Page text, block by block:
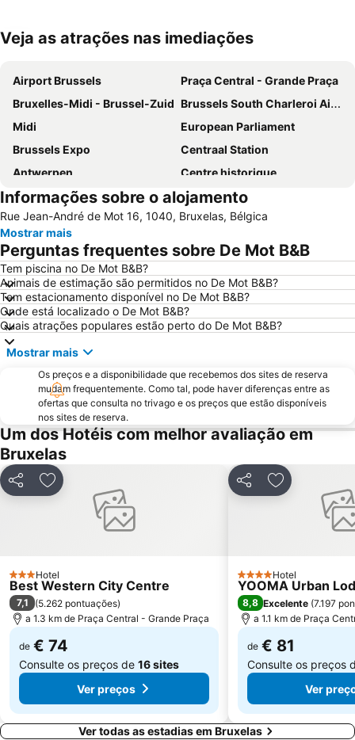
Ampliar mapa
Veja as atrações nas imediações
Airport Brussels
Praça Central - Grande Praça
Bruxelles-Midi - Brussel-Zuid Brussels South Charleroi Airport
Midi
European Parliament
Brussels Expo
Centraal Station
Antwerpen
Centre historique
Parque do Cinqüentenário
Bruxelles-Nord - Brussel-Noord
Européen
Station Leuven
Estádio Rei Baldoíno
Centro Belga das Histórias em Quadrinho
Atomium
Port of Antwerp
Brussels Park
Pairi Daiza
Place Sainte-Catherine
Aula Magna
Bourse de Bruxelles
Cinemateca Real da Bélgica
Grote Markt
Forest National
Provinciaal Domein de Gavers
Patria
Hoboken
Flagey
Libertés
Sablon
Rue des Bouchers - Beenhouwersstraat
City2
Walibi Belgium
Provinciaal Recreatiedomein De Schorre
Le Botanique
Palais de Justice
Manneken Pis
Bois de la Cambre
Leuven in Scene
Informações sobre o alojamento
Rue Jean-André de Mot 16, 1040, Bruxelas, Bélgica
Mostrar mais
Perguntas frequentes sobre De Mot B&B
Tem piscina no De Mot B&B?
Animais de estimação são permitidos no De Mot B&B?
Tem estacionamento disponível no De Mot B&B?
Onde está localizado o De Mot B&B?
Quais atrações populares estão perto do De Mot B&B?
Mostrar mais
Os preços e a disponibilidade que recebemos dos sites de reserva
mudam frequentemente. Como tal, pode haver diferenças entre as
ofertas que consulta no trivago e os preços que estão disponíveis
nos sites de reserva.
Um dos Hotéis com melhor avaliação em
Bruxelas
PartilharAdicionar aos favoritos
3 Estrelas
Hotel
Best Western City Centre
7,1 (5.262 pontuações)
a 1.3 km de Praça Central - Grande Praça
de € 74
Consulte os preços de 16 sites
Ver preços
PartilharAdicionar
4 Estrelas
Hotel
YOOMA Urban
8,8 Excelente (7.197
a 1.1 km de Praça
de € 81
Consulte os preços
Ver
Ver todas as estadias em Bruxelas